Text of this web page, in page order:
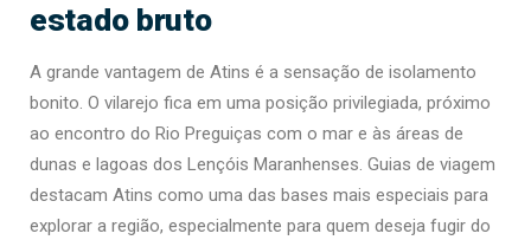
estado bruto
A grande vantagem de Atins é a sensação de isolamento
bonito. O vilarejo fica em uma posição privilegiada, próximo
ao encontro do Rio Preguiças com o mar e às áreas de
dunas e lagoas dos Lençóis Maranhenses. Guias de viagem
destacam Atins como uma das bases mais especiais para
explorar a região, especialmente para quem deseja fugir do